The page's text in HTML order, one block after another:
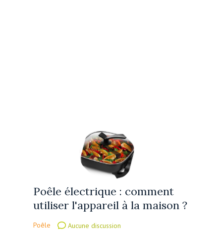
Poêle électrique : comment
utiliser l'appareil à la maison ?
Poêle Aucune discussion